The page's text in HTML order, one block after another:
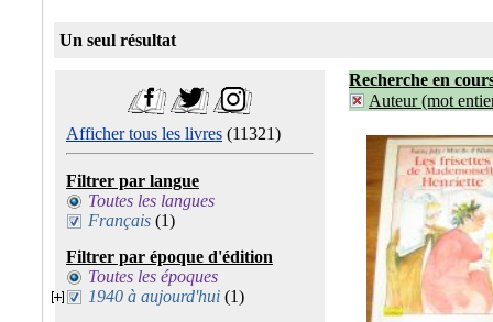
Un seul résultat
Afficher tous les livres (11321)
Filtrer par langue
Toutes les langues
Français (1)
Filtrer par époque d'édition
Toutes les époques
1940 à aujourd'hui (1)
Recherche en
Auteur (mot